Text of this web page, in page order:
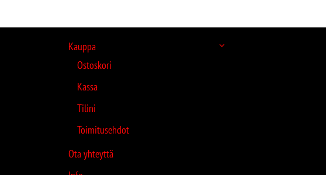
Kauppa
Ostoskori
Kassa
Tilini
Toimitusehdot
Ota yhteyttä